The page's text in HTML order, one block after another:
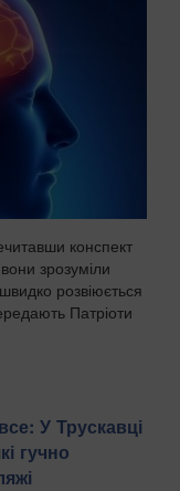
конспект
зрозуміли
розвіюється
Патріоти
У Трускавці
гучно